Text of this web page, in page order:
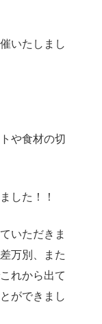
いたしまし
や食材の切
した！！
いただきま
万別、また
れから出て
ができまし